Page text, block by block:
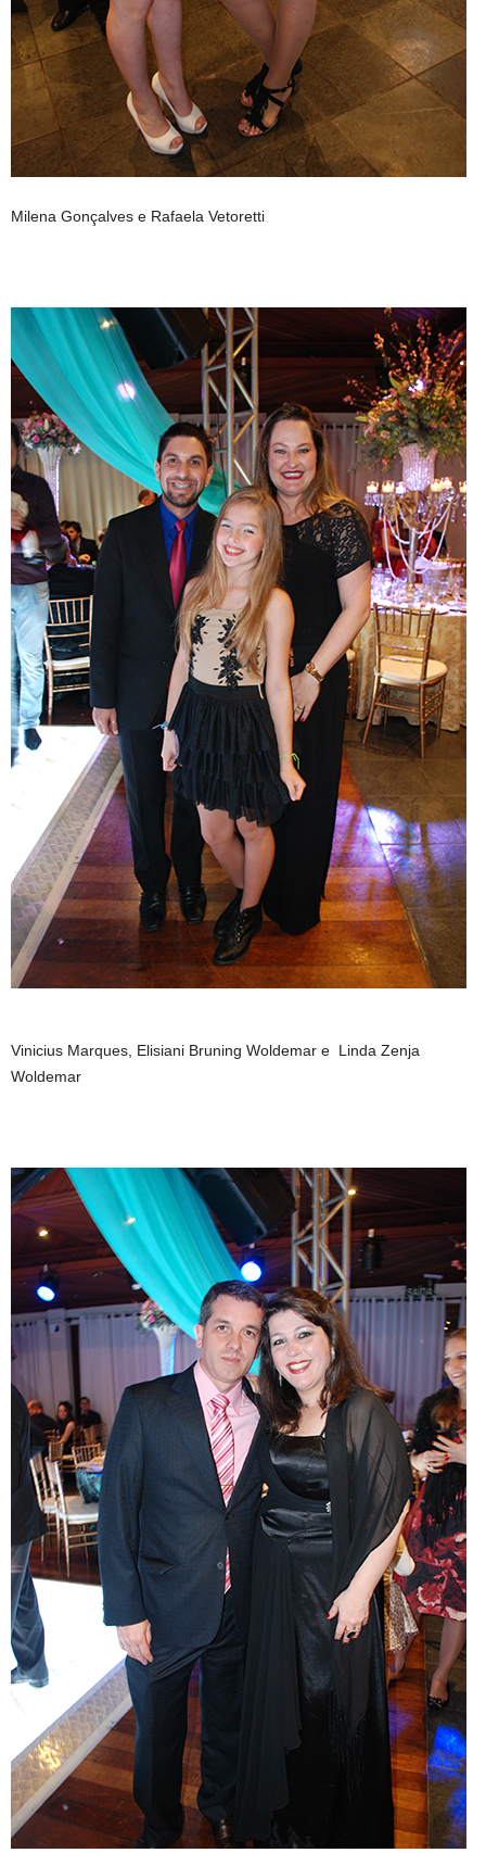
Milena Gonçalves e Rafaela Vetoretti
Vinicius Marques, Elisiani Bruning Woldemar e Linda Zenja
Woldemar